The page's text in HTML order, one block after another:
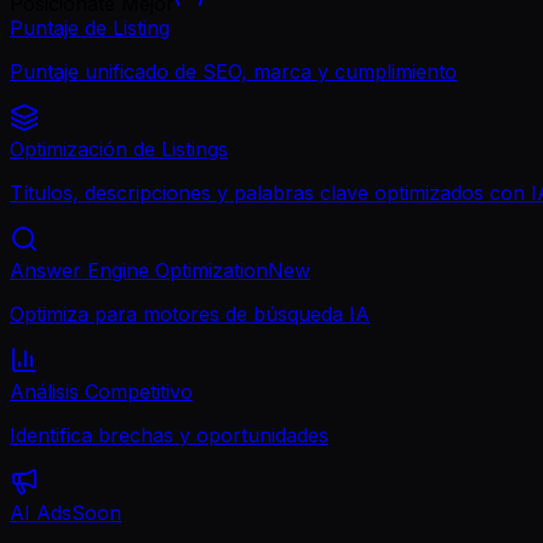
Puntaje de Listing
Puntaje unificado de SEO, marca y cumplimiento
Optimización de Listings
Títulos, descripciones y palabras clave optimizados con
Answer Engine OptimizationNew
Optimiza para motores de búsqueda IA
Análisis Competitivo
Identifica brechas y oportunidades
AI AdsSoon